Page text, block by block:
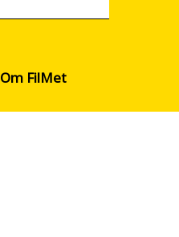
Om FilMet